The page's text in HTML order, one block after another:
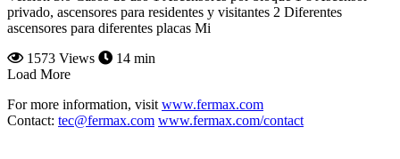
privado, ascensores para residentes y visitantes 2 Diferentes
ascensores para diferentes placas Mi
1573 Views
14 min
Load More
For more information, visit www.fermax.com
Contact: tec@fermax.com www.fermax.com/contact